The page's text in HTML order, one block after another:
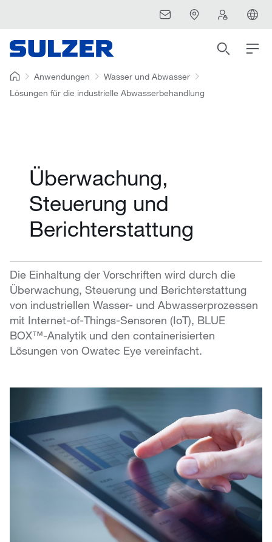
Anwendungen
Wasser und Abwasser
Lösungen für die industrielle Abwasserbehandlung
Überwachung,
Steuerung und
Berichterstattung
Die Einhaltung der Vorschriften wird durch die
Überwachung, Steuerung und Berichterstattung
von industriellen Wasser- und Abwasserprozessen
mit Internet-of-Things-Sensoren (IoT), BLUE
BOX™-Analytik und den containerisierten
Lösungen von Owatec Eye vereinfacht.